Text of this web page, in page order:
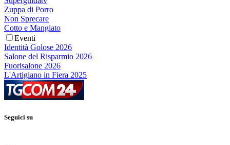
Zuppa di Porro
Non Sprecare
Cotto e Mangiato
Eventi
Identità Golose 2026
Salone del Risparmio 2026
Fuorisalone 2026
L'Artigiano in Fiera 2025
Seguici su